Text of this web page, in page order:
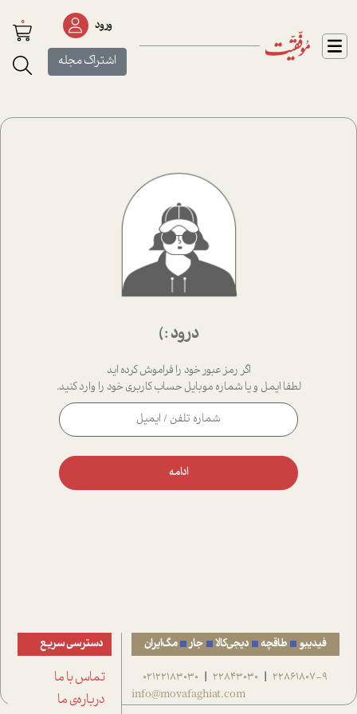
ورود
اشتراک مجله
0
درود :)
اگر رمز عبور خود را فراموش کرده اید
لطفا ایمل و یا شماره موبایل حساب کاربری خود را وارد کنید.
ادامه
فیدیبو طاقچه دیجی‌کالا جار مگ‌ایران
22861807-9
|
22843030
|
02122183030
info@movafaghiat.com
دسترسی سریع
تماس با ما
درباره‌ی ما